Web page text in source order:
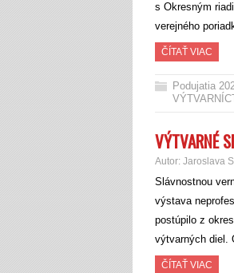
s Okresným
verejného
ČÍTAŤ VIAC
Podujatia
VÝTVARNÉ
Autor: Jaroslava
Slávnostnou
výstava
postúpilo z
výtvarných diel.
ČÍTAŤ VIAC